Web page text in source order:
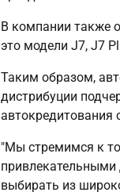
В компании также
это модели J7, J7
Таким образом,
дистрибуции
"Мы стремимся к
привлекательными
выбирать из